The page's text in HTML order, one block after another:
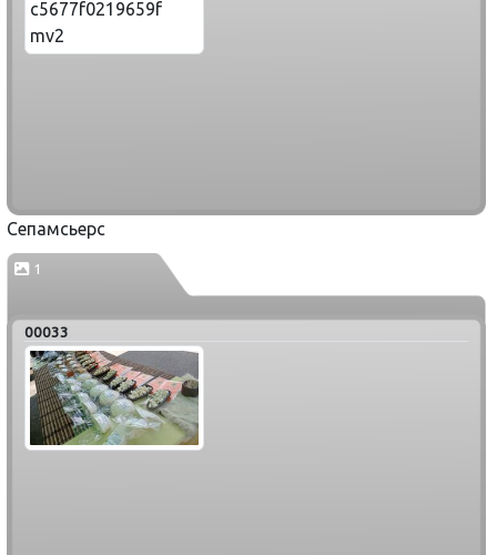
Сепамсьерс
1
00033